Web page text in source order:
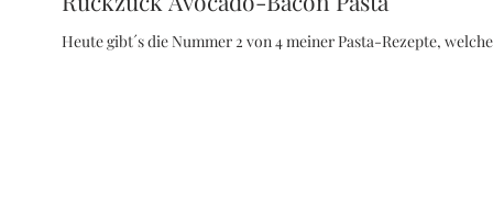
Heute gibt´s die Nummer 2 von 4 meiner Pasta-Rezepte,